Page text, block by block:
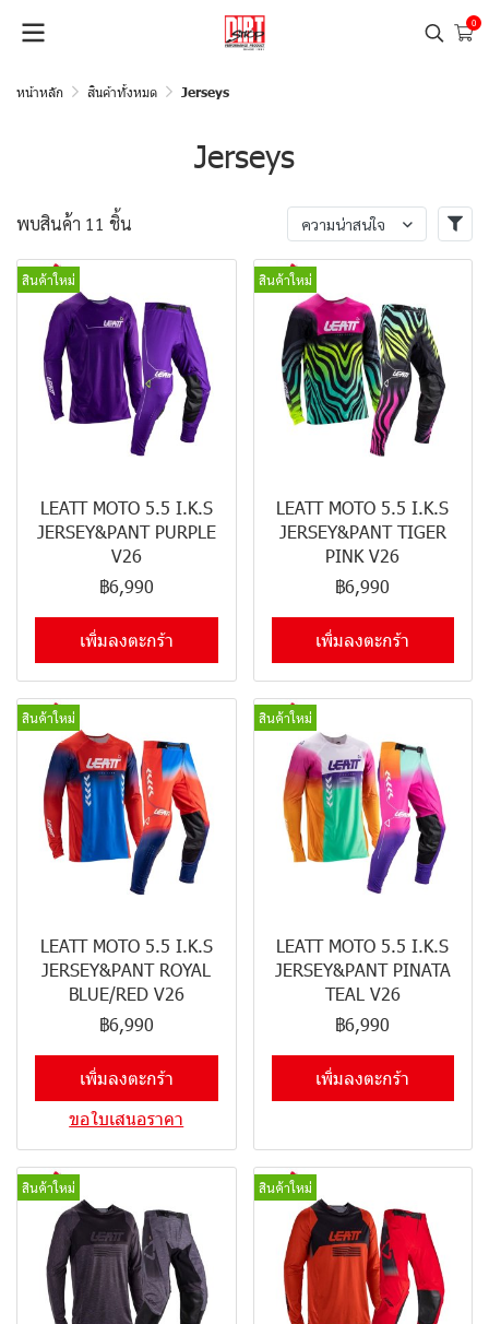
0
หน้าหลัก สินค้าทั้งหมด Jerseys
Jerseys
พบสินค้า 11 ชิ้น ความน่าสนใจ
สินค้าใหม่
LEATT MOTO 5.5 I.K.S
JERSEY&PANT PURPLE
V26
฿6,990
เพิ่มลงตะกร้า
สินค้าใหม่
LEATT MOTO 5.5 I.K.S
JERSEY&PANT TIGER
PINK V26
฿6,990
เพิ่มลงตะกร้า
สินค้าใหม่
LEATT MOTO 5.5 I.K.S
JERSEY&PANT ROYAL
BLUE/RED V26
฿6,990
เพิ่มลงตะกร้า
ขอใบเสนอราคา
สินค้าใหม่
LEATT MOTO 5.5 I.K.S
JERSEY&PANT PINATA
TEAL V26
฿6,990
เพิ่มลงตะกร้า
สินค้าใหม่ สินค้าใหม่